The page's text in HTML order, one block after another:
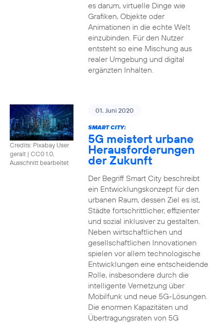
es darum, virtuelle Dinge wie
Grafiken, Objekte oder
Animationen in die echte Welt
einzubinden. Für den Nutzer
entsteht so eine Mischung aus
realer Umgebung und digital
ergänzten Inhalten.
Credits: Pixabay User
geralt | CC0 1.0,
Ausschnitt bearbeitet
01. Juni 2020
SMART CITY:
5G meistert urbane
Herausforderungen
der Zukunft
Der Begriff Smart City beschreibt
ein Entwicklungskonzept für den
urbanen Raum, dessen Ziel es ist,
Städte fortschrittlicher, effizienter
und sozial inklusiver zu gestalten.
Neben wirtschaftlichen und
gesellschaftlichen Innovationen
spielen vor allem technologische
Entwicklungen eine entscheidende
Rolle, insbesondere durch die
intelligente Vernetzung über
Mobilfunk und neue 5G-Lösungen.
Die enormen Kapazitäten und
Übertragungsraten von 5G